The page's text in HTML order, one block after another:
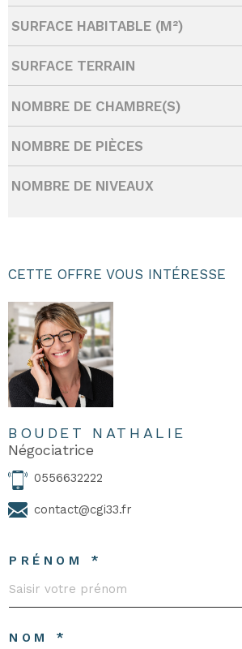
SURFACE HABITABLE (M²)
SURFACE TERRAIN
NOMBRE DE CHAMBRE(S)
NOMBRE DE PIÈCES
NOMBRE DE NIVEAUX
CETTE OFFRE VOUS INTÉRESSE
BOUDET NATHALIE
Négociatrice
0556632222
contact@cgi33.fr
PRÉNOM *
NOM *